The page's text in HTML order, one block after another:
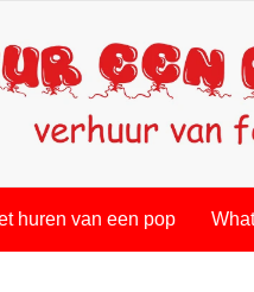
huren van een pop